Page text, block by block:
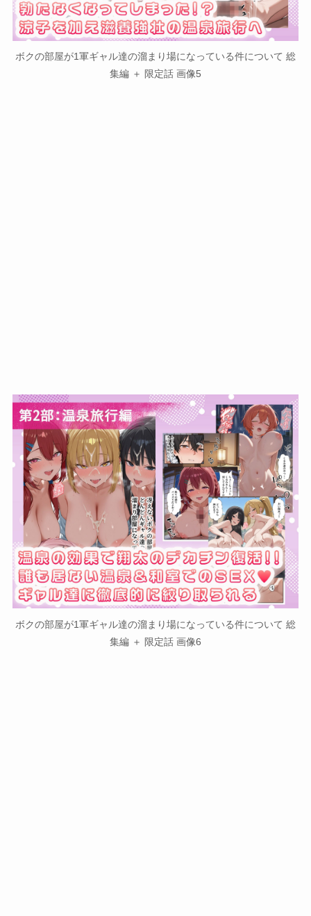
ボクの部屋が1軍ギャル達の溜まり場になっている件について 総
集編 ＋ 限定話 画像5
ボクの部屋が1軍ギャル達の溜まり場になっている件について 総
集編 ＋ 限定話 画像6